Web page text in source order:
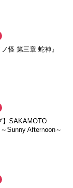
怪 第三章 蛇神』
】SAKAMOTO
Sunny Afternoon～